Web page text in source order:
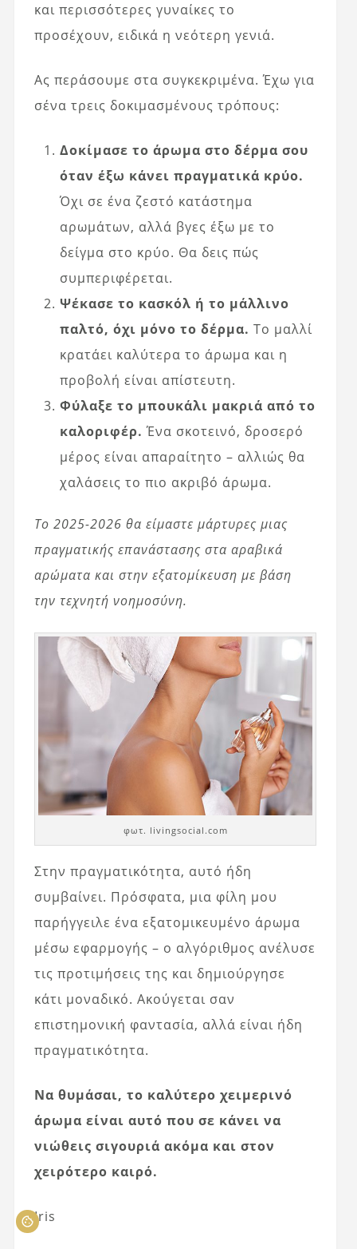
και περισσότερες γυναίκες το
προσέχουν, ειδικά η νεότερη γενιά.
Ας περάσουμε στα συγκεκριμένα. Έχω για
σένα τρεις δοκιμασμένους τρόπους:
Δοκίμασε το άρωμα στο δέρμα σου
όταν έξω κάνει πραγματικά κρύο.
Όχι σε ένα ζεστό κατάστημα
αρωμάτων, αλλά βγες έξω με το
δείγμα στο κρύο. Θα δεις πώς
συμπεριφέρεται.
Ψέκασε το κασκόλ ή το μάλλινο
παλτό, όχι μόνο το δέρμα. Το μαλλί
κρατάει καλύτερα το άρωμα και η
προβολή είναι απίστευτη.
Φύλαξε το μπουκάλι μακριά από το
καλοριφέρ. Ένα σκοτεινό, δροσερό
μέρος είναι απαραίτητο – αλλιώς θα
χαλάσεις το πιο ακριβό άρωμα.
Το 2025-2026 θα είμαστε μάρτυρες μιας
πραγματικής επανάστασης στα αραβικά
αρώματα και στην εξατομίκευση με βάση
την τεχνητή νοημοσύνη.
φωτ. livingsocial.com
Στην πραγματικότητα, αυτό ήδη
συμβαίνει. Πρόσφατα, μια φίλη μου
παρήγγειλε ένα εξατομικευμένο άρωμα
μέσω εφαρμογής – ο αλγόριθμος ανέλυσε
τις προτιμήσεις της και δημιούργησε
κάτι μοναδικό. Ακούγεται σαν
επιστημονική φαντασία, αλλά είναι ήδη
πραγματικότητα.
Να θυμάσαι, το καλύτερο χειμερινό
άρωμα είναι αυτό που σε κάνει να
νιώθεις σιγουριά ακόμα και στον
χειρότερο καιρό.
Iris